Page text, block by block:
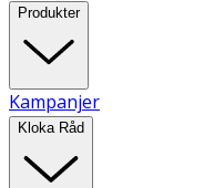
Produkter
Kampanjer
Kloka Råd